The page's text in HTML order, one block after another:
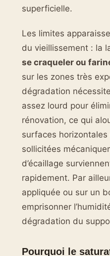
superficielle.
Les limites
du vieillissement : la
se craqueler ou
sur les zones très
dégradation
assez lourd pour
rénovation, ce qui
surfaces
sollicitées
d’écaillage
rapidement. Par
appliquée ou sur un
emprisonner
dégradation du
Pourquoi le